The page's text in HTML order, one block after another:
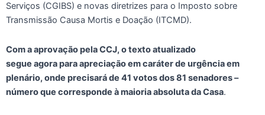
Serviços (CGIBS) e novas diretrizes para o Imposto sobre
Transmissão Causa Mortis e Doação (ITCMD).
Com a aprovação pela CCJ, o texto atualizado
segue agora para apreciação em caráter de urgência em
plenário, onde precisará de 41 votos dos 81 senadores –
número que corresponde à maioria absoluta da Casa.